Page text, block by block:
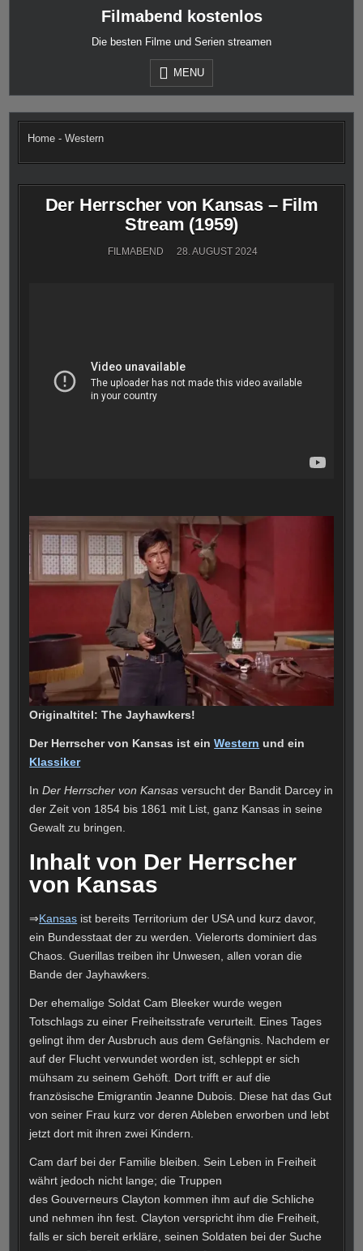
Filmabend kostenlos
Die besten Filme und Serien streamen
MENU
Home -Western
Der Herrscher von Kansas – Film
Stream (1959)
FILMABEND 28. AUGUST 2024
Originaltitel: The Jayhawkers!
Der Herrscher von Kansas ist einWestern und ein
Klassiker
InDer Herrscher von Kansas versucht der Bandit Darcey in
der Zeit von 1854 bis 1861 mit List, ganz Kansas in seine
Gewalt zu bringen.
Inhalt von Der Herrscher
von Kansas
⇒Kansas ist bereits Territorium der USA und kurz davor,
ein Bundesstaat der zu werden. Vielerorts dominiert das
Chaos. Guerillas treiben ihr Unwesen, allen voran die
Bande der Jayhawkers.
Der ehemalige Soldat Cam Bleeker wurde wegen
Totschlags zu einer Freiheitsstrafe verurteilt. Eines Tages
gelingt ihm der Ausbruch aus dem Gefängnis. Nachdem er
auf der Flucht verwundet worden ist, schleppt er sich
mühsam zu seinem Gehöft. Dort trifft er auf die
französische Emigrantin Jeanne Dubois. Diese hat das Gut
von seiner Frau kurz vor deren Ableben erworben und lebt
jetzt dort mit ihren zwei Kindern.
Cam darf bei der Familie bleiben. Sein Leben in Freiheit
währt jedoch nicht lange; die Truppen
des Gouverneurs Clayton kommen ihm auf die Schliche
und nehmen ihn fest. Clayton verspricht ihm die Freiheit,
falls er sich bereit erkläre, seinen Soldaten bei der Suche